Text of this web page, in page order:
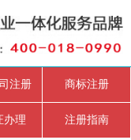
注册 商标注册
办理 注册指南